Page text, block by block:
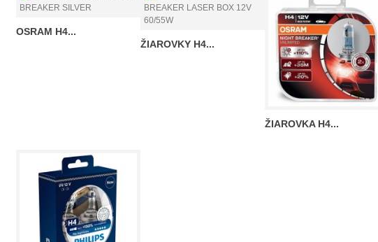
OSRAM H4...
ŽIAROVKY H4...
ŽIAROVKA H4...